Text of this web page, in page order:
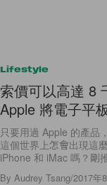
Lifestyle
索價可以高達 8
Apple 將電子平
只要用過 Apple 的產品
這個世界上怎會出現這
iPhone 和 iMac 嗎？剛
By Audrey Tsang/2017年